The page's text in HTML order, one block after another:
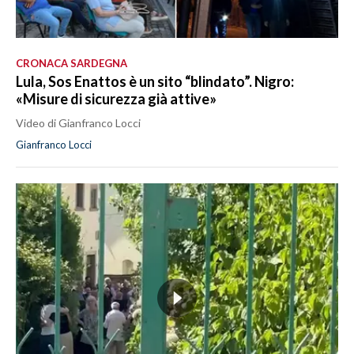
CRONACA SARDEGNA
Lula, Sos Enattos è un sito “blindato”. Nigro:
«Misure di sicurezza già attive»
Video di Gianfranco Locci
Gianfranco Locci